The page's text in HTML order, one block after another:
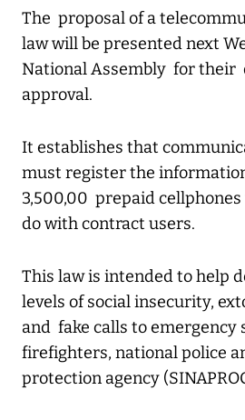
The proposal of a
law will be presented next
National Assembly for their
approval.
It establishes that
must register the
3,500,00 prepaid
do with contract users.
This law is intended to help
levels of social insecurity,
and fake calls to emergency
firefighters, national police
protection agency